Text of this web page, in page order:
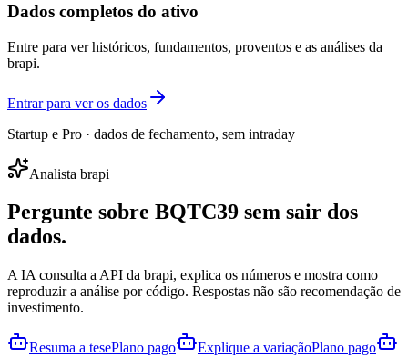
Dados completos do ativo
Entre para ver históricos, fundamentos, proventos e as análises da
brapi.
Entrar para ver os dados
Startup e Pro · dados de fechamento, sem intraday
Analista brapi
Pergunte sobre BQTC39 sem sair dos
dados.
A IA consulta a API da brapi, explica os números e mostra como
reproduzir a análise por código. Respostas não são recomendação de
investimento.
Resuma a tesePlano pago Explique a variaçãoPlano pago